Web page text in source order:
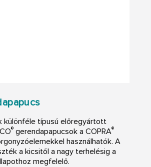
különféle típusú előregyártott
® gerendapapucsok a COPRA®
használhatók. A
a kicsitől a nagy terhelésig a
megfelelő.